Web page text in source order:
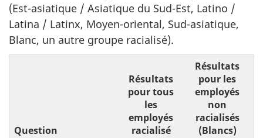
(Est-asiatique / Asiatique du Sud-Est, Latino /
Latina / Latinx, Moyen-oriental, Sud-asiatique,
Blanc, un autre groupe racialisé).
Question
Résultats
pour tous
les
employés
racialisé
Résultats
pour les
employés
non
racialisés
(Blancs)